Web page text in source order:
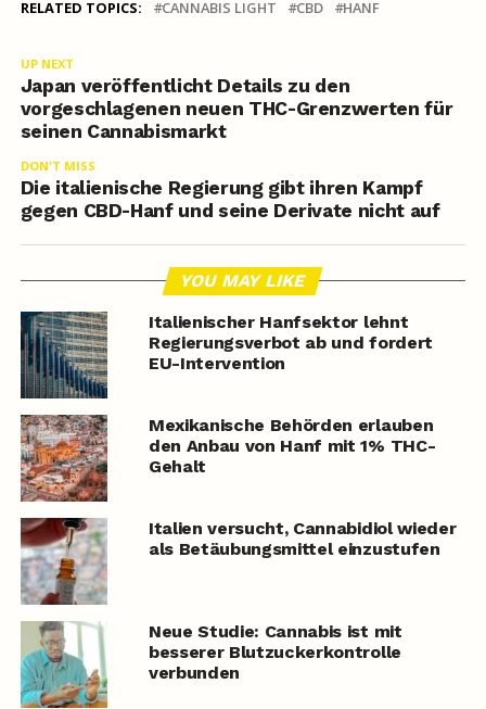
RELATED TOPICS: CANNABIS LIGHT CBD HANF
UP NEXT
Japan veröffentlicht Details zu den
vorgeschlagenen neuen THC-Grenzwerten für
seinen Cannabismarkt
DON'T MISS
Die italienische Regierung gibt ihren Kampf
gegen CBD-Hanf und seine Derivate nicht auf
YOU MAY LIKE
Italienischer Hanfsektor lehnt
Regierungsverbot ab und fordert
EU-Intervention
Mexikanische Behörden erlauben
den Anbau von Hanf mit 1% THC-
Gehalt
Italien versucht, Cannabidiol wieder
als Betäubungsmittel einzustufen
Neue Studie: Cannabis ist mit
besserer Blutzuckerkontrolle
verbunden